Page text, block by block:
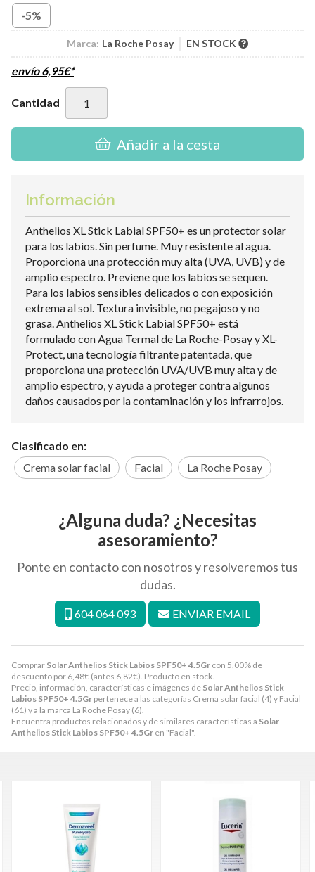
-5%
Marca: La Roche Posay EN STOCK
envío6,95€*
Cantidad
Añadir a la cesta
Comprar Solar Anthelios Stick Labios SPF50+ 4.5Gr con 5,00% de
descuento por 6,48€ (antes 6,82€). Producto en stock.
Precio, información, características e imágenes de Solar Anthelios Stick
Labios SPF50+ 4.5Gr pertenece a las categorías Crema solar facial (4) y Facial
(61) y a la marca La Roche Posay (6).
Encuentra productos relacionados y de similares características a Solar
Anthelios Stick Labios SPF50+ 4.5Gr en "Facial".
Información
Anthelios XL Stick Labial SPF50+ es un protector solar
para los labios. Sin perfume. Muy resistente al agua.
Proporciona una protección muy alta (UVA, UVB) y de
amplio espectro. Previene que los labios se sequen.
Para los labios sensibles delicados o con exposición
extrema al sol. Textura invisible, no pegajoso y no
grasa. Anthelios XL Stick Labial SPF50+ está
formulado con Agua Termal de La Roche-Posay y XL-
Protect, una tecnología filtrante patentada, que
proporciona una protección UVA/UVB muy alta y de
amplio espectro, y ayuda a proteger contra algunos
daños causados por la contaminación y los infrarrojos.
Clasificado en:
Crema solar facial
Facial La Roche Posay
¿Alguna duda? ¿Necesitas
asesoramiento?
Ponte en contacto con nosotros y resolveremos tus
dudas.
604 064 093 ENVIAR EMAIL